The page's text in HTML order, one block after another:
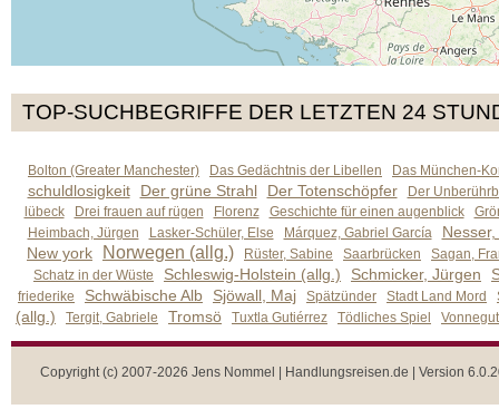
TOP-SUCHBEGRIFFE DER LETZTEN 24
Bolton (Greater Manchester) Das Gedächtnis der Libellen Das München-
schuldlosigkeit Der grüne Strahl Der Totenschöpfer
Der
lübeck
Drei frauen auf rügen Florenz Geschichte für einen augenblick
Heimbach, Jürgen
Lasker-Schüler, Else Márquez, Gabriel García
New york
Norwegen (allg.) Rüster, Sabine Saarbrücken
Sagan,
Schatz in der Wüste
Schleswig-Holstein (allg.) Schmicker, Jürgen
friederike Schwäbische Alb Sjöwall, Maj Spätzünder Stadt Land Mord
(allg.) Tergit, Gabriele Tromsö Tuxtla Gutiérrez Tödliches Spiel
Copyright (c) 2007-2026 Jens Nommel | Handlungsreisen.de | Version